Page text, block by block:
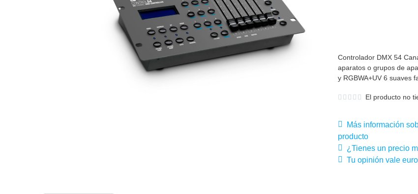
Controlador DMX 54
aparatos o grupos de
y RGBWA+UV 6 suaves
El producto no
Más información
producto
¿Tienes un precio
Tu opinión vale